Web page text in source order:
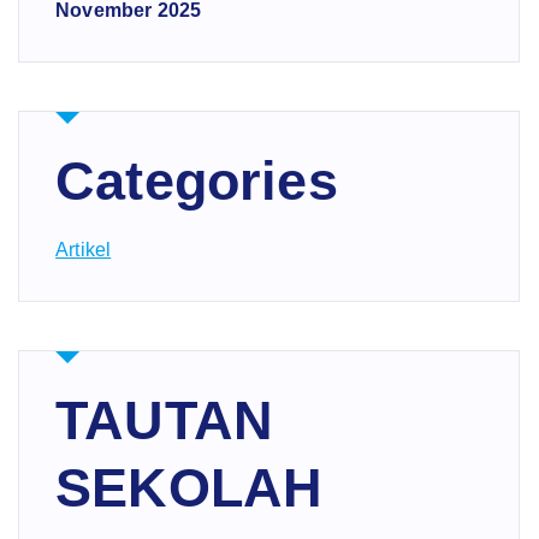
November 2025
Categories
Artikel
TAUTAN
SEKOLAH